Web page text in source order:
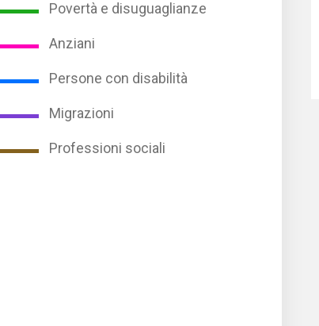
Povertà e disuguaglianze
Anziani
Persone con disabilità
Migrazioni
Professioni sociali